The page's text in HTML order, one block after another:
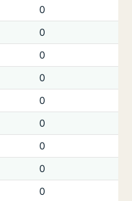
0
0
0
0
0
0
0
0
0